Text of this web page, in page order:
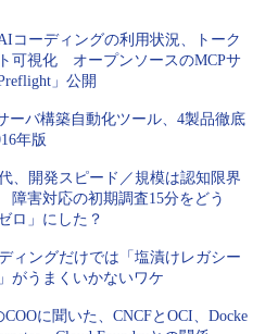
コーディングの利用状況、トーク
可視化 オープンソースのMCPサ
」公開
ーバ構築自動化ツール、4製品徹底
年版
、開発スピード／規模は認知限界
害対応の初期調査15分をどう
ロ」にした？
ィングだけでは「塩漬けレガシー
がうまくいかないワケ
COOに聞いた、CNCFとOCI、Docke